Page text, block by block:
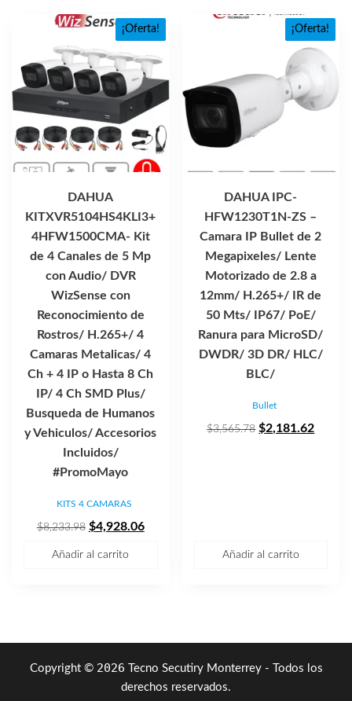
¡Oferta!
DAHUA
KITXVR5104HS4KLI3+
4HFW1500CMA- Kit
de 4 Canales de 5 Mp
con Audio/ DVR
WizSense con
Reconocimiento de
Rostros/ H.265+/ 4
Camaras Metalicas/ 4
Ch + 4 IP o Hasta 8 Ch
IP/ 4 Ch SMD Plus/
Busqueda de Humanos
y Vehiculos/ Accesorios
Incluidos/
#PromoMayo
KITS 4 CAMARAS
$8,233.98 El
$4,928.06El
Añadir al carrito
¡Oferta!
DAHUA IPC-
HFW1230T1N-ZS –
Camara IP Bullet de 2
Megapixeles/ Lente
Motorizado de 2.8 a
12mm/ H.265+/ IR de
50 Mts/ IP67/ PoE/
Ranura para MicroSD/
DWDR/ 3D DR/ HLC/
BLC/
Bullet
$3,565.78 El
$2,181.62El
Añadir al carrito
Copyright © 2026 Tecno Secutiry Monterrey - Todos los
derechos reservados.